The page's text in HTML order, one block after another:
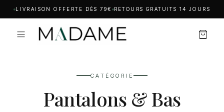
LIVRAISON OFFERTE DÈS 79€ RETOURS GRATUITS 14 JOURS
CATÉGORIE
Pantalons & Bas